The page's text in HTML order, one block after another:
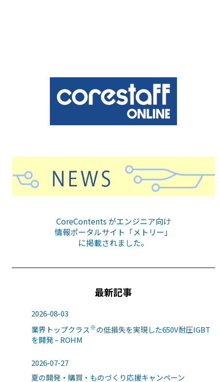
CoreContents がエンジニア向け
情報ポータルサイト「メトリー」
に掲載されました。
最新記事
2026-08-03
業界トップクラス※の低損失を実現した650V耐圧IGBT
を開発 – ROHM
2026-07-27
夏の開発・購買・ものづくり応援キャンペーン